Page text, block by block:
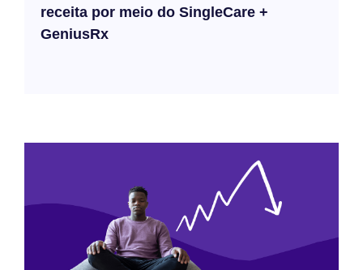
receita por meio do SingleCare +
GeniusRx